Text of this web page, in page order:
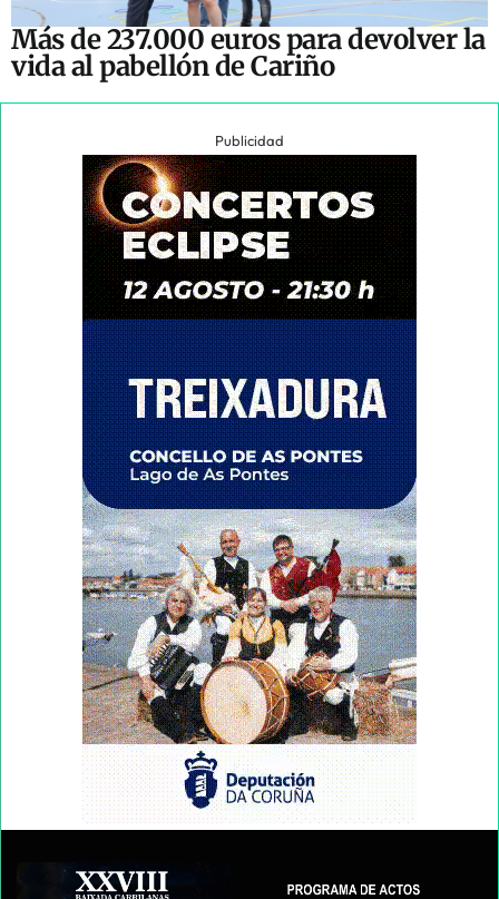
Más de 237.000 euros para devolver la
vida al pabellón de Cariño
Publicidad